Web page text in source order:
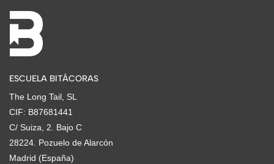
ESCUELA BITÁCORAS
The Long Tail, SL
CIF: B87681441
C/ Suiza, 2. Bajo C
28224. Pozuelo de Alarcón
Madrid (España)